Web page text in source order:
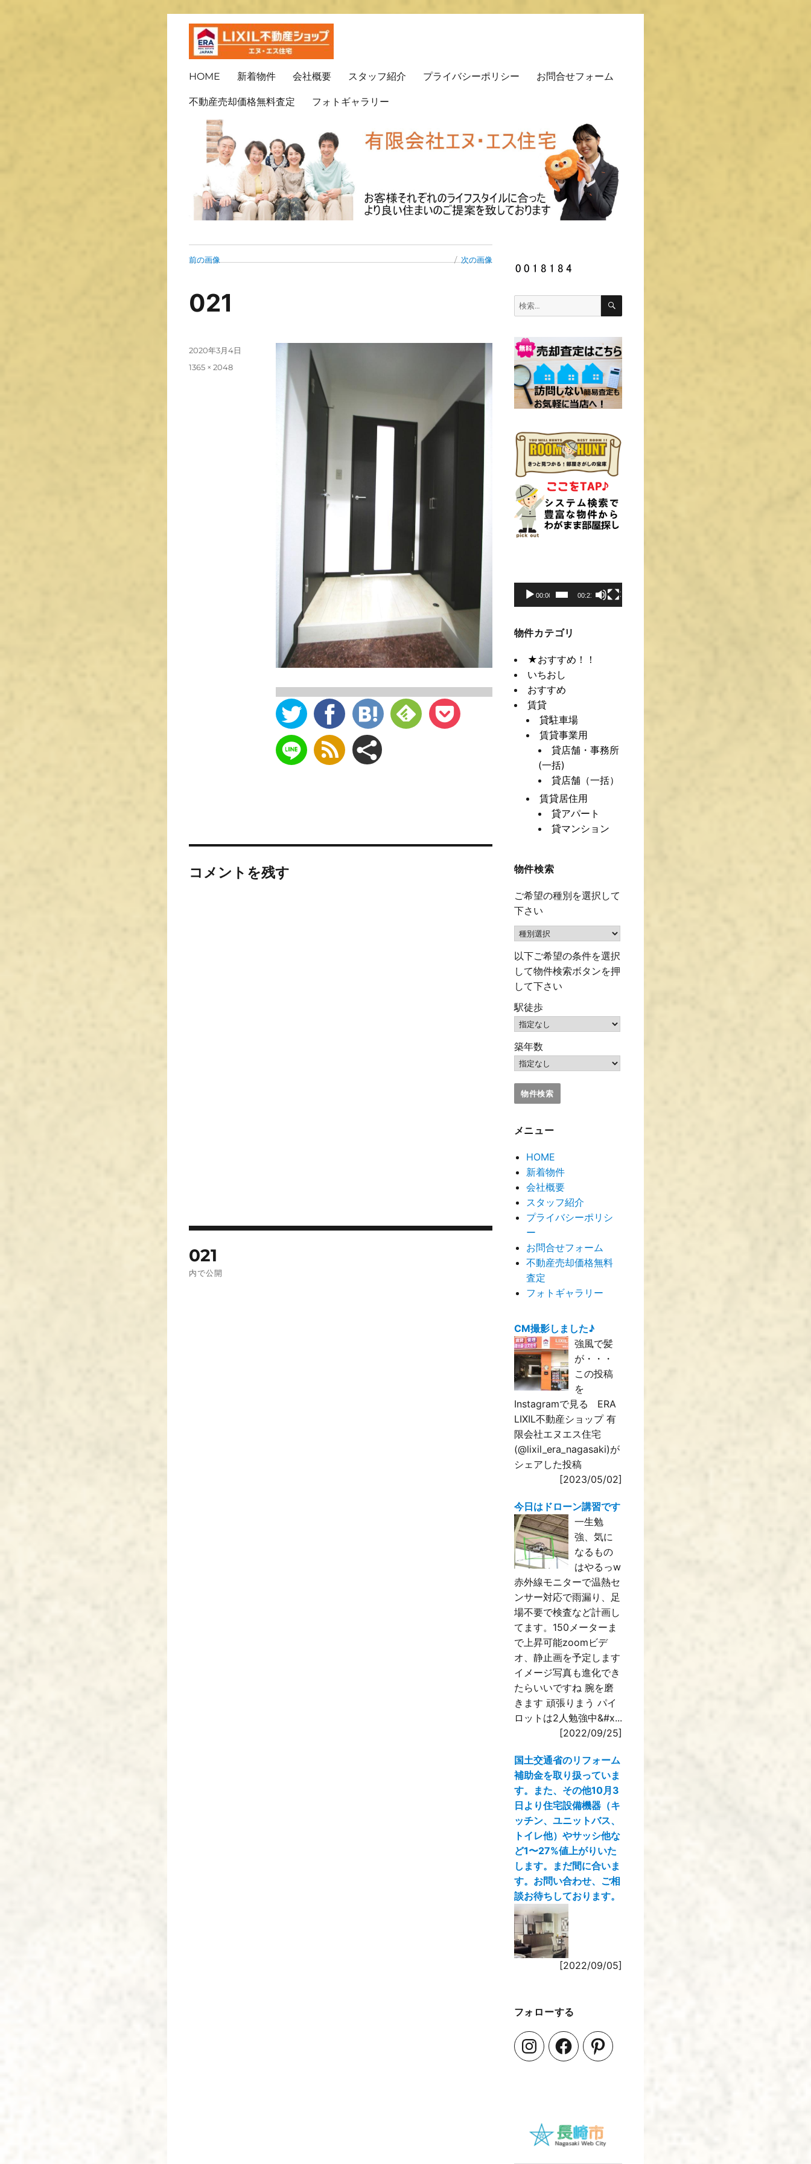
長崎の不動産はエヌ・エス住宅で！！
HOME 新着物件 会社概要 スタッフ紹介 プライバシーポリシー お問合せフォーム
不動産売却価格無料査定 フォトギャラリー
前の画像 次の画像
021
2020年3月4日
1365 × 2048
コメントを残す
稿
021
内で公開
画
レ
ー
ヤ
00:00 00:21
物件カテゴリ
★おすすめ！！
いちおし
おすすめ
賃貸
貸駐車場
賃貸事業用
貸店舗・事務所
(一括)
貸店舗（一括）
賃貸居住用
貸アパート
貸マンション
物件検索
ご希望の種別を選択して
下さい
以下ご希望の条件を選択
して物件検索ボタンを押
して下さい
駅徒歩
築年数
メニュー
HOME
新着物件
会社概要
スタッフ紹介
プライバシーポリシ
ー
お問合せフォーム
不動産売却価格無料
査定
フォトギャラリー
CM撮影しました♪
強風で髪
が・・・
この投稿
を
Instagramで見る ERA
LIXIL不動産ショップ 有
限会社エヌエス住宅
(@lixil_era_nagasaki)が
シェアした投稿
[2023/05/02]
今日はドローン講習です
一生勉
強、気に
なるもの
はやるっw
赤外線モニターで温熱セ
ンサー対応で雨漏り、足
場不要で検査など計画し
てます。150メーターま
で上昇可能zoomビデ
オ、静止画を予定します
イメージ写真も進化でき
たらいいですね 腕を磨
きます 頑張りまう パイ
ロットは2人勉強中&#x...
[2022/09/25]
国土交通省のリフォーム
補助金を取り扱っていま
す。また、その他10月3
日より住宅設備機器（キ
ッチン、ユニットバス、
トイレ他）やサッシ他な
ど1〜27%値上がりいた
します。まだ間に合いま
す。お問い合わせ、ご相
談お待ちしております。
[2022/09/05]
フォローする